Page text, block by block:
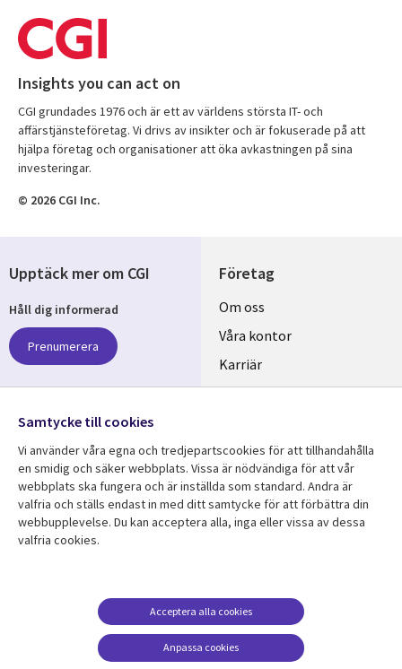
Insights you can act on
CGI grundades 1976 och är ett av världens största IT- och
affärstjänsteföretag. Vi drivs av insikter och är fokuserade på att
hjälpa företag och organisationer att öka avkastningen på sina
investeringar.
© 2026 CGI Inc.
Företag
Useful
links
SWEDEN
Om oss
Våra kontor
Karriär
Hållbarhet
Resurscenter
SWEDEN
SWEDEN
dataskydd
Accessibility
Terms of Use
Upptäck mer om CGI
Håll dig informerad
Prenumerera
Följ oss
Social
Media
SWEDEN
Samtycke till cookies
Vi använder våra egna och tredjepartscookies för att tillhandahålla
en smidig och säker webbplats. Vissa är nödvändiga för att vår
webbplats ska fungera och är inställda som standard. Andra är
valfria och ställs endast in med ditt samtycke för att förbättra din
webbupplevelse. Du kan acceptera alla, inga eller vissa av dessa
valfria cookies.
Anpassa cookies
Acceptera alla cookies